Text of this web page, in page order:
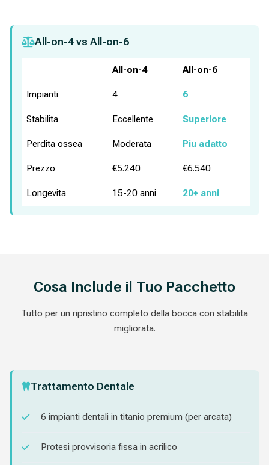
All-on-4 vs All-on-6
All-on-4 All-on-6
Impianti 4 6
Stabilita Eccellente Superiore
Perdita ossea Moderata Piu adatto
Prezzo €5.240 €6.540
Longevita 15-20 anni 20+ anni
Cosa Include il Tuo Pacchetto
Tutto per un ripristino completo della bocca con stabilita
migliorata.
Trattamento Dentale
6 impianti dentali in titanio premium (per arcata)
Protesi provvisoria fissa in acrilico